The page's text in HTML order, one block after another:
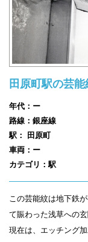
田原町駅の芸能
年代：ー
路線：銀座線
駅： 田原町
車両：ー
カテゴリ：駅
この芸能紋は地下鉄
て賑わった浅草への
現在は、エッチング